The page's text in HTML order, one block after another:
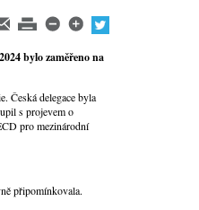
bylo zaměřeno na
Česká delegace byla
s projevem o
pro mezinárodní
připomínkovala.